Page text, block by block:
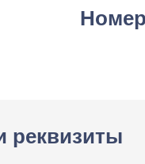
реквизиты